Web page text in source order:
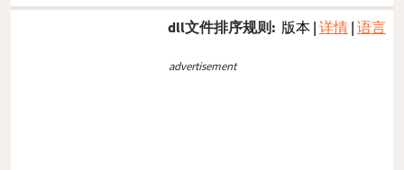
dll文件排序规则: 版本 | 详情 | 语言
advertisement